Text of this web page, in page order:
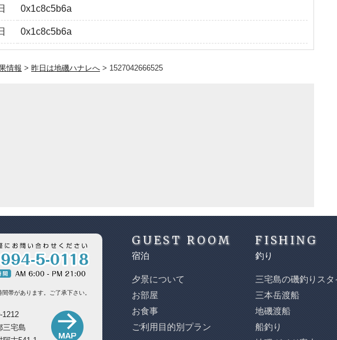
0x1c8c5b6a
0x1c8c5b6a
情報 > 昨日は地磯ハナレへ > 1527042666525
帯があります。 ご了承下さい。
1212
三宅島
GUEST ROOM
宿泊
夕景について
お部屋
お食事
ご利用目的別プラン
FISHING
釣り
三宅島の磯釣りスタ
三本岳渡船
地磯渡船
船釣り